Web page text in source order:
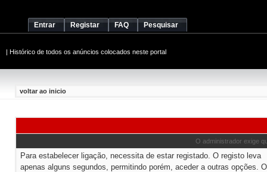
Entrar Registar FAQ Pesquisar
| Histórico de todos os anúncios colocados neste portal
voltar ao inicio
O administrador exige
Para estabelecer ligação, necessita de estar registado. O registo leva
apenas alguns segundos, permitindo porém, aceder a outras opções. O